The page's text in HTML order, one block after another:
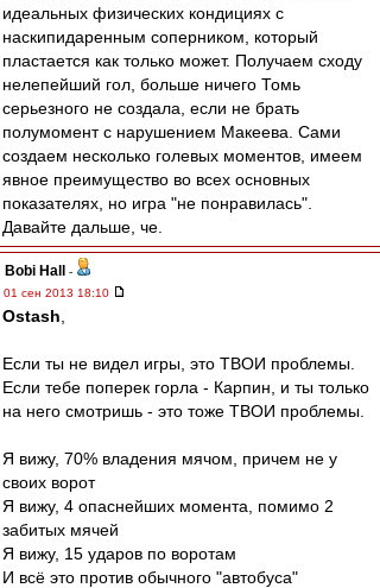
идеальных физических кондициях с
наскипидаренным соперником, который
пластается как только может. Получаем сходу
нелепейший гол, больше ничего Томь
серьезного не создала, если не брать
полумомент с нарушением Макеева. Сами
создаем несколько голевых моментов, имеем
явное преимущество во всех основных
показателях, но игра "не понравилась".
Давайте дальше, че.
Bobi Hall
-
01 сен 2013 18:10
Ostash
Если ты не видел игры, это ТВОИ проблемы.
Если тебе поперек горла - Карпин, и ты только
на него смотришь - это тоже ТВОИ проблемы.
Я вижу, 70% владения мячом, причем не у
своих ворот
Я вижу, 4 опаснейших момента, помимо 2
забитых мячей
Я вижу, 15 ударов по воротам
И всё это против обычного "автобуса"